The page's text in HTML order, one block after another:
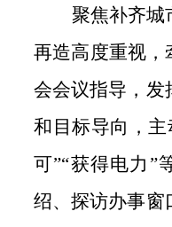
聚焦补齐城
再造高度重视，
会会议指导， 发
和目标导向，
可”“获得电力”
绍、探访办事窗